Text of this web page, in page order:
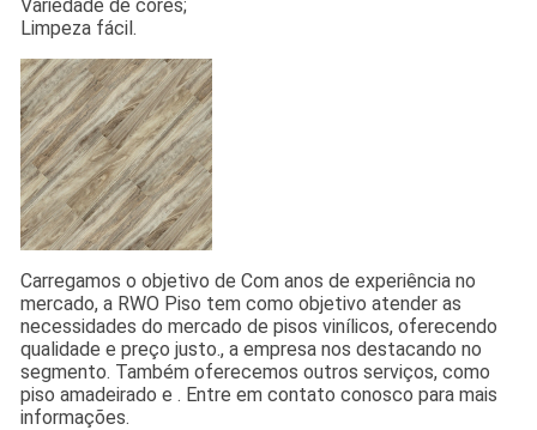
Variedade de cores;
Limpeza fácil.
Carregamos o objetivo de Com anos de experiência no
mercado, a RWO Piso tem como objetivo atender as
necessidades do mercado de pisos vinílicos, oferecendo
qualidade e preço justo., a empresa nos destacando no
segmento. Também oferecemos outros serviços, como
piso amadeirado e . Entre em contato conosco para mais
informações.